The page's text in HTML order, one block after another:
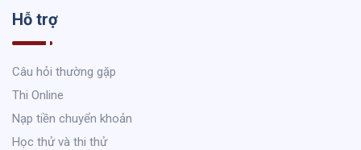
Hỗ trợ
Câu hỏi thường gặp
Thi Online
Nạp tiền chuyển khoản
Học thử và thi thử